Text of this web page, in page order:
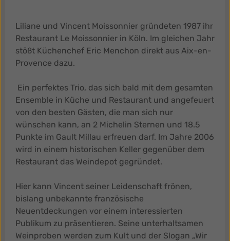
Liliane und Vincent Moissonnier gründeten 1987 ihr
Restaurant Le Moissonnier in Köln. Im gleichen Jahr
stößt Küchenchef Eric Menchon direkt aus Aix-en-
Provence dazu.
Ein perfektes Trio, das sich bald mit dem gesamten
Ensemble in Küche und Restaurant und angefeuert
von den besten Gästen, die man sich nur
wünschen kann, an 2 Michelin Sternen und 18.5
Punkte im Gault Millau erfreuen darf. Im Jahre 2006
wird in einem historischen Keller gegenüber dem
Restaurant das Weindepot gegründet.
Hier kann Vincent seiner Leidenschaft frönen,
bislang unbekannte französische
Neuentdeckungen vor einem interessierten
Publikum zu präsentieren. Seine unterhaltsamen
Weinproben werden zum Kult und der Slogan „Wir